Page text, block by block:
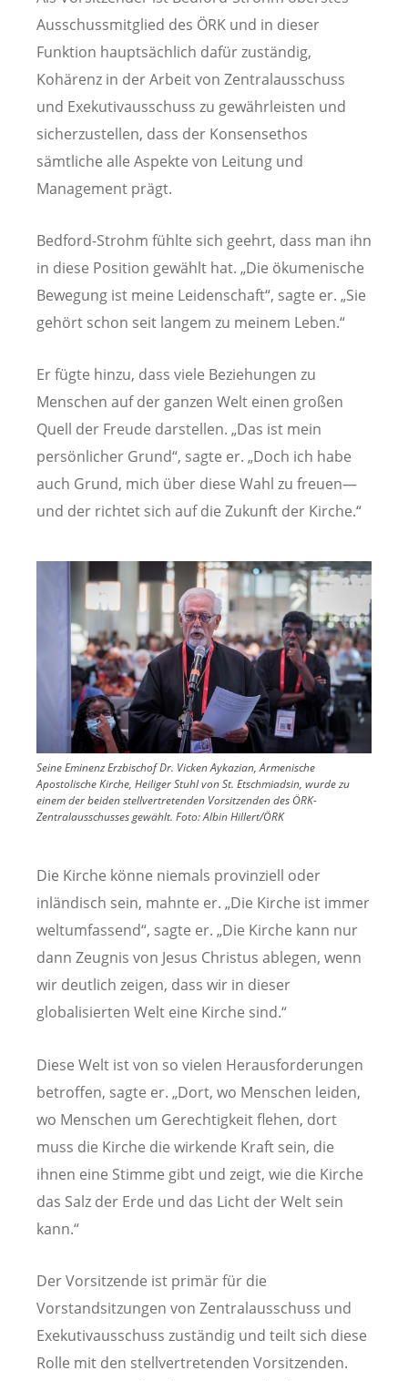
Ausschussmitglied des ÖRK und in dieser
Funktion hauptsächlich dafür zuständig,
Kohärenz in der Arbeit von Zentralausschuss
und Exekutivausschuss zu gewährleisten und
sicherzustellen, dass der Konsensethos
sämtliche alle Aspekte von Leitung und
Management prägt.
Bedford-Strohm fühlte sich geehrt, dass man ihn
in diese Position gewählt hat. „Die ökumenische
Bewegung ist meine Leidenschaft“, sagte er. „Sie
gehört schon seit langem zu meinem Leben.“
Er fügte hinzu, dass viele Beziehungen zu
Menschen auf der ganzen Welt einen großen
Quell der Freude darstellen. „Das ist mein
persönlicher Grund“, sagte er. „Doch ich habe
auch Grund, mich über diese Wahl zu freuen—
und der richtet sich auf die Zukunft der Kirche.“
Seine Eminenz Erzbischof Dr. Vicken Aykazian, Armenische
Apostolische Kirche, Heiliger Stuhl von St. Etschmiadsin, wurde zu
einem der beiden stellvertretenden Vorsitzenden des ÖRK-
Zentralausschusses gewählt. Foto:Albin Hillert/ÖRK
Die Kirche könne niemals provinziell oder
inländisch sein, mahnte er. „Die Kirche ist immer
weltumfassend“, sagte er. „Die Kirche kann nur
dann Zeugnis von Jesus Christus ablegen, wenn
wir deutlich zeigen, dass wir in dieser
globalisierten Welt eine Kirche sind.“
Diese Welt ist von so vielen Herausforderungen
betroffen, sagte er. „Dort, wo Menschen leiden,
wo Menschen um Gerechtigkeit flehen, dort
muss die Kirche die wirkende Kraft sein, die
ihnen eine Stimme gibt und zeigt, wie die Kirche
das Salz der Erde und das Licht der Welt sein
kann.“
Der Vorsitzende ist primär für die
Vorstandsitzungen von Zentralausschuss und
Exekutivausschuss zuständig und teilt sich diese
Rolle mit den stellvertretenden Vorsitzenden.